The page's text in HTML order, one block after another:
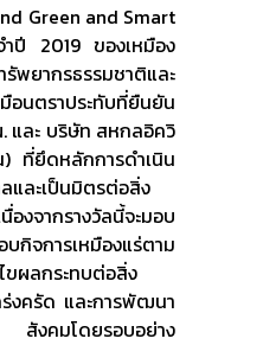
Green and Smart
ปี 2019 ของเหมือง
พยากรธรรมชาติและ
นตราประทับที่ยืนยัน
และ บริษัท สหกลอิควิ
ที่ยึดหลักการดำเนิน
และเป็นมิตรต่อสิ่ง
องจากรางวัลนี้จะมอบ
กิจการเหมืองแร่ตาม
ขผลกระทบต่อสิ่ง
งครัด และการพัฒนา
งคมโดยรอบอย่าง